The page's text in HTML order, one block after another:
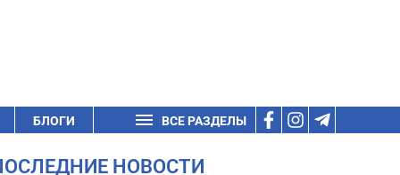
БЛОГИ ВСЕ РАЗДЕЛЫ
НОВОСТИ